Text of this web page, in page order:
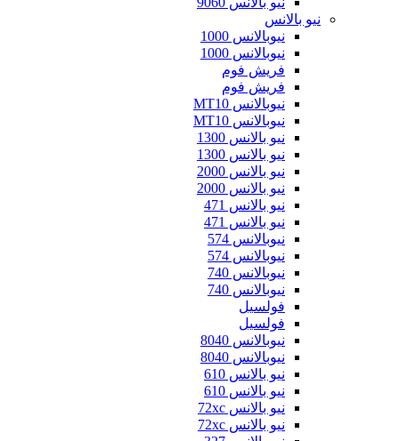
نيو بالانس
نيوبالانس 1000
نيوبالانس 1000
فريش فوم
فريش فوم
نيوبالانس MT10
نيوبالانس MT10
نيو بالانس 1300
نيو بالانس 1300
نيو بالانس 2000
نيو بالانس 2000
نيو بالانس 471
نيو بالانس 471
نيوبالانس 574
نيوبالانس 574
نيوبالانس 740
نيوبالانس 740
فولسيل
فولسيل
نيوبالانس 8040
نيوبالانس 8040
نيو بالانس 610
نيو بالانس 610
نيو بالانس 72xc
نيو بالانس 72xc